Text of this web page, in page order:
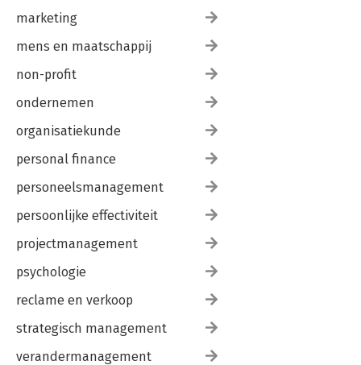
marketing
mens en maatschappij
non-profit
ondernemen
organisatiekunde
personal finance
personeelsmanagement
persoonlijke effectiviteit
projectmanagement
psychologie
reclame en verkoop
strategisch management
verandermanagement